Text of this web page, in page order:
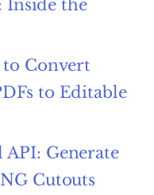
Inside the
to Convert
to Editable
API: Generate
Cutouts